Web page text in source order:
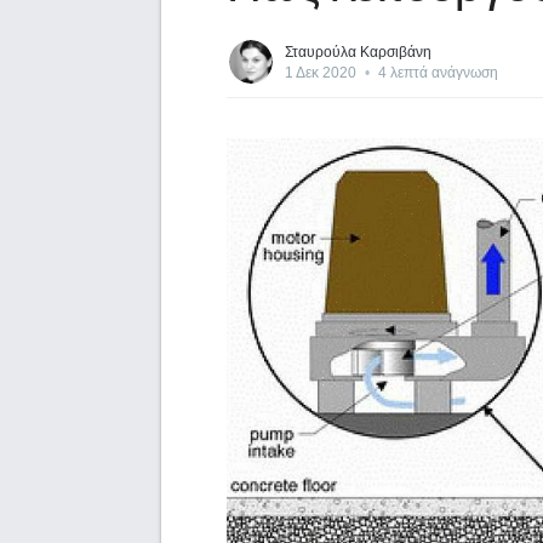
Σταυρούλα Καρσιβάνη
1 Δεκ 2020 • 4 λεπτά ανάγνωση